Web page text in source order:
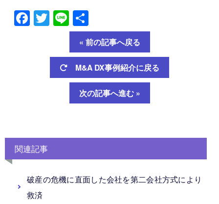
Facebook
Twitter
Line
有
« 前の記事へ戻る
M&A DX事例紹介に戻る
次の記事へ進む »
関連記事
破産の危機に直面した会社を第二会社方式により
救済